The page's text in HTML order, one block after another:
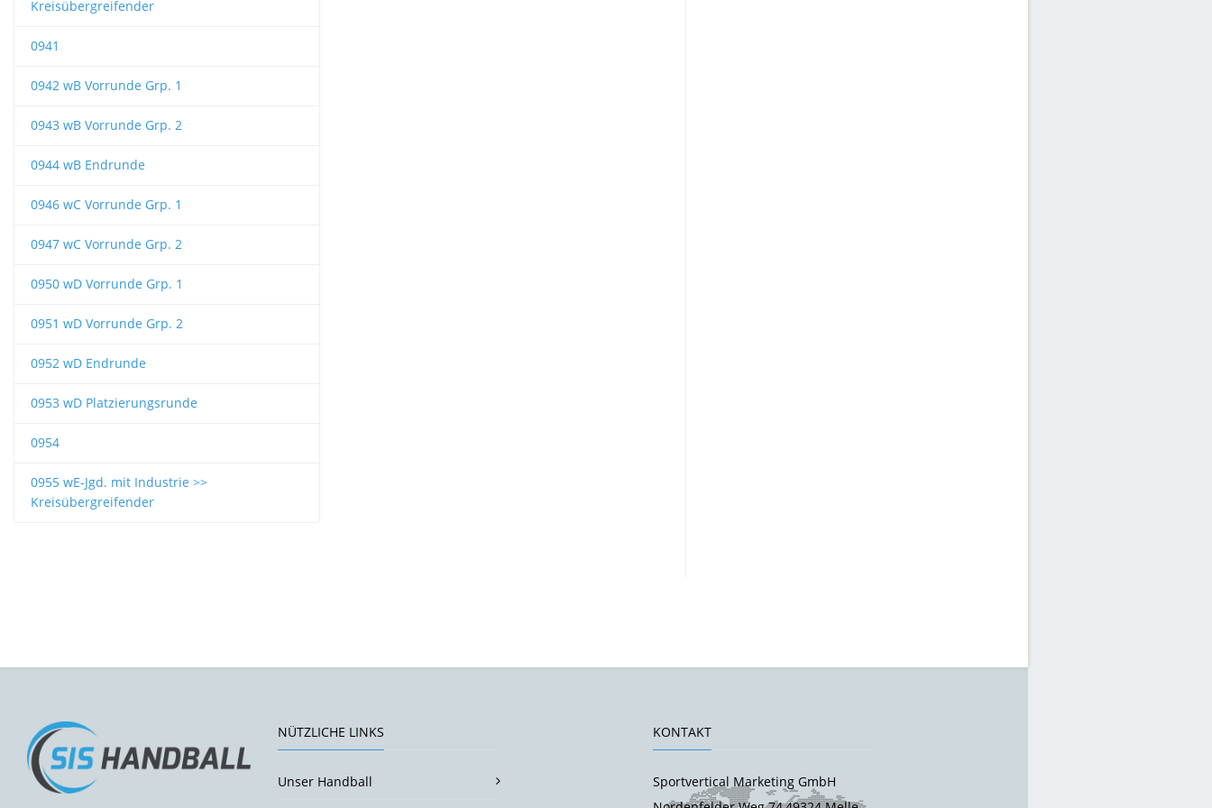
Kreisübergreifender
0941
0942 wB Vorrunde Grp. 1
0943 wB Vorrunde Grp. 2
0944 wB Endrunde
0946 wC Vorrunde Grp. 1
0947 wC Vorrunde Grp. 2
0950 wD Vorrunde Grp. 1
0951 wD Vorrunde Grp. 2
0952 wD Endrunde
0953 wD Platzierungsrunde
0954
0955 wE-Jgd. mit Industrie >>
Kreisübergreifender
NÜTZLICHE LINKS
Unser Handball
KONTAKT
Sportvertical Marketing GmbH